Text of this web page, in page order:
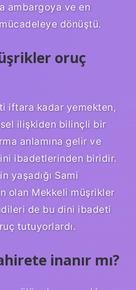
ambargoya ve en
dönüştü.
oruç
iftara kadar yemekten,
ilişkiden bilinçli bir
anlamına gelir ve
ibadetlerinden biridir.
yaşadığı Sami
olan Mekkeli müşrikler
de bu dini ibadeti
tutuyorlardı.
inanır mı?